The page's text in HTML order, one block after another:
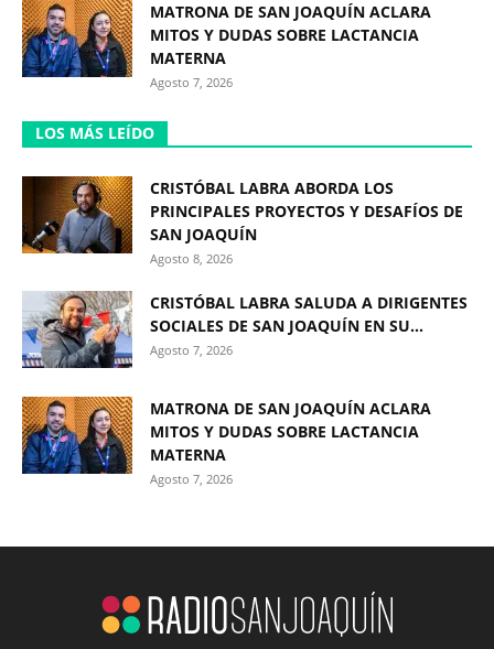
MATRONA DE SAN JOAQUÍN ACLARA
MITOS Y DUDAS SOBRE LACTANCIA
MATERNA
Agosto 7, 2026
LOS MÁS LEÍDO
CRISTÓBAL LABRA ABORDA LOS
PRINCIPALES PROYECTOS Y DESAFÍOS DE
SAN JOAQUÍN
Agosto 8, 2026
CRISTÓBAL LABRA SALUDA A DIRIGENTES
SOCIALES DE SAN JOAQUÍN EN SU...
Agosto 7, 2026
MATRONA DE SAN JOAQUÍN ACLARA
MITOS Y DUDAS SOBRE LACTANCIA
MATERNA
Agosto 7, 2026